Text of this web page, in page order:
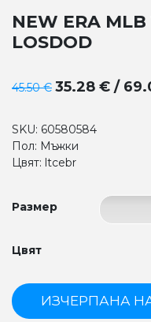
NEW ERA MLB
LOSDOD
45.50 € 35.28 € /
SKU: 60580584
Пол: Мъжки
Цвят: ltcebr
Размер
Цвят
ИЗЧЕРПАНА